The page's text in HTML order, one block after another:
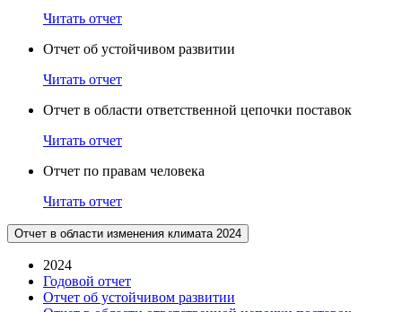
Читать отчет
Отчет об устойчивом развитии
Читать отчет
Отчет в области ответственной цепочки поставок
Читать отчет
Отчет по правам человека
Читать отчет
Отчет в области изменения климата 2024
2024
Годовой отчет
Отчет об устойчивом развитии